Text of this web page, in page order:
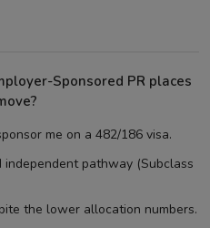
Sponsored PR places
me on a 482/186 visa.
pathway (Subclass
the lower allocation numbers.